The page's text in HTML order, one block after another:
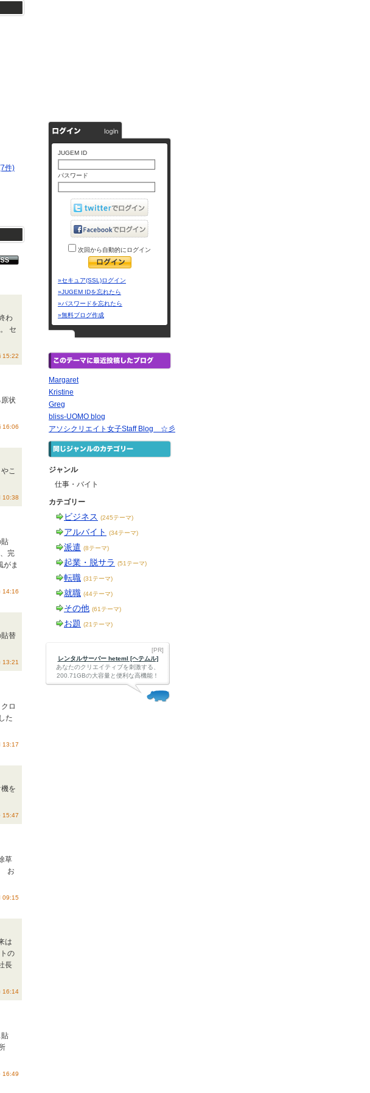
件)
わ
セ
15:22
状
16:06
こ
10:38
完
がま
14:16
替
13:21
ロ
た
13:17
を
15:47
草
お
09:15
は
の
長
16:14
16:49
JUGEM ID
パスワード
次回から自動的にログイン
»セキュア(SSL)ログイン
»JUGEM IDを忘れたら
»パスワードを忘れたら
»無料ブログ作成
Margaret
Kristine
Greg
bliss-UOMO blog
アソシクリエイト女子Staff Blog ☆彡
ジャンル
仕事・バイト
カテゴリー
ビジネス (245テーマ)
アルバイト (34テーマ)
派遣 (8テーマ)
起業・脱サラ (51テーマ)
転職 (31テーマ)
就職 (44テーマ)
その他 (61テーマ)
お題 (21テーマ)
[PR]
レンタルサーバー heteml [ヘテムル]
あなたのクリエイティブを刺激する、
200.71GBの大容量と便利な高機能！